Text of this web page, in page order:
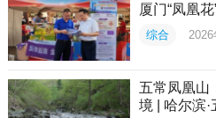
厦门“凤凰
综合 2026
五常凤凰山
境 | 哈尔滨·